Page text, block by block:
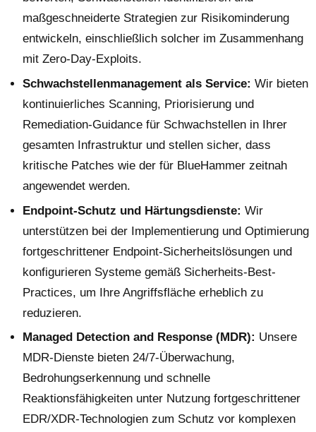
maßgeschneiderte Strategien zur Risikominderung
entwickeln, einschließlich solcher im Zusammenhang
mit Zero-Day-Exploits.
Schwachstellenmanagement als Service: Wir bieten
kontinuierliches Scanning, Priorisierung und
Remediation-Guidance für Schwachstellen in Ihrer
gesamten Infrastruktur und stellen sicher, dass
kritische Patches wie der für BlueHammer zeitnah
angewendet werden.
Endpoint-Schutz und Härtungsdienste: Wir
unterstützen bei der Implementierung und Optimierung
fortgeschrittener Endpoint-Sicherheitslösungen und
konfigurieren Systeme gemäß Sicherheits-Best-
Practices, um Ihre Angriffsfläche erheblich zu
reduzieren.
Managed Detection and Response (MDR): Unsere
MDR-Dienste bieten 24/7-Überwachung,
Bedrohungserkennung und schnelle
Reaktionsfähigkeiten unter Nutzung fortgeschrittener
EDR/XDR-Technologien zum Schutz vor komplexen